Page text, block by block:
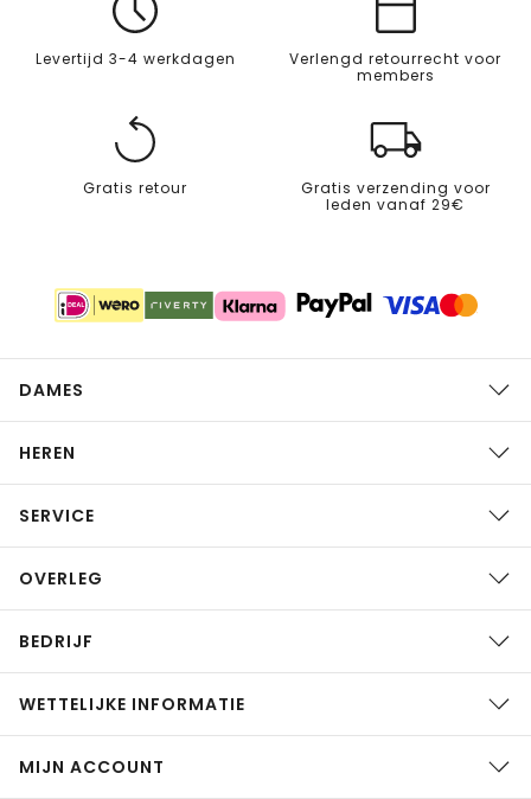
Levertijd 3-4 werkdagen
Verlengd retourrecht voor
members
Gratis retour
Gratis verzending voor
leden vanaf 29€
DAMES
HEREN
SERVICE
OVERLEG
BEDRIJF
WETTELIJKE INFORMATIE
MIJN ACCOUNT